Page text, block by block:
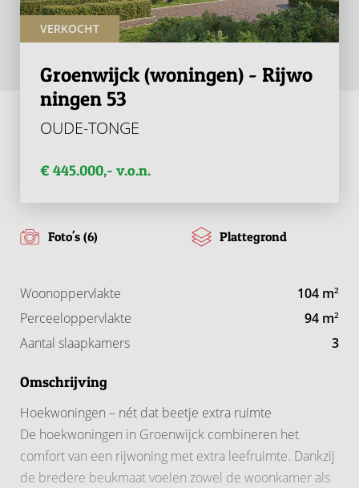
VERKOCHT
Groenwijck (woningen) - Rijwo
ningen 53
OUDE-TONGE
€ 445.000,- v.o.n.
Foto's (6) Plattegrond
Woonoppervlakte 104 m2
Perceeloppervlakte 94 m2
Aantal slaapkamers 3
Omschrijving
Hoekwoningen – nét dat beetje extra ruimte
De hoekwoningen in Groenwijck combineren het
comfort van een rijwoning met extra leefruimte. Dankzij
de bredere beukmaat voelen zowel de woonkamer als